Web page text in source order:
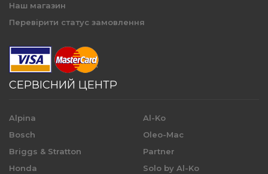
Наш магазин
Перевірити статус замовлення
СЕРВІСНИЙ ЦЕНТР
Alpina
Bosch
Briggs & Stratton
Honda
Al-Ko
Oleo-Mac
Partner
Solo by Al-Ko